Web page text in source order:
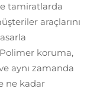
tamiratlarda
araçlarını
koruma,
aynı zamanda
ne kadar